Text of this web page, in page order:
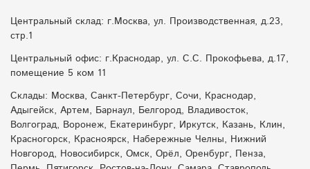
Центральный склад: г.Москва, ул. Производственная, д.23,
стр.1
Центральный офис: г.Краснодар, ул. С.С. Прокофьева, д.17,
помещение 5 ком 11
Склады: Москва, Санкт-Петербург, Сочи, Краснодар,
Адыгейск, Артем, Барнаул, Белгород, Владивосток,
Волгоград, Воронеж, Екатеринбург, Иркутск, Казань, Клин,
Красногорск, Красноярск, Набережные Челны, Нижний
Новгород, Новосибирск, Омск, Орёл, Оренбург, Пенза,